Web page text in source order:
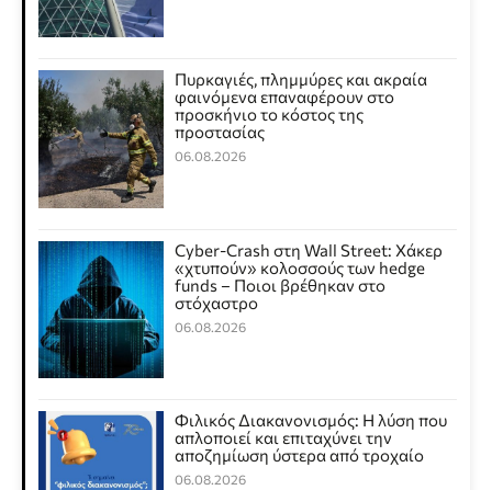
Πυρκαγιές, πλημμύρες και ακραία
φαινόμενα επαναφέρουν στο
προσκήνιο το κόστος της
προστασίας
06.08.2026
Cyber-Crash στη Wall Street: Χάκερ
«χτυπούν» κολοσσούς των hedge
funds – Ποιοι βρέθηκαν στο
στόχαστρο
06.08.2026
Φιλικός Διακανονισμός: Η λύση που
απλοποιεί και επιταχύνει την
αποζημίωση ύστερα από τροχαίο
06.08.2026